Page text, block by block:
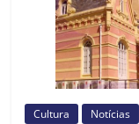
Cultura Notícias